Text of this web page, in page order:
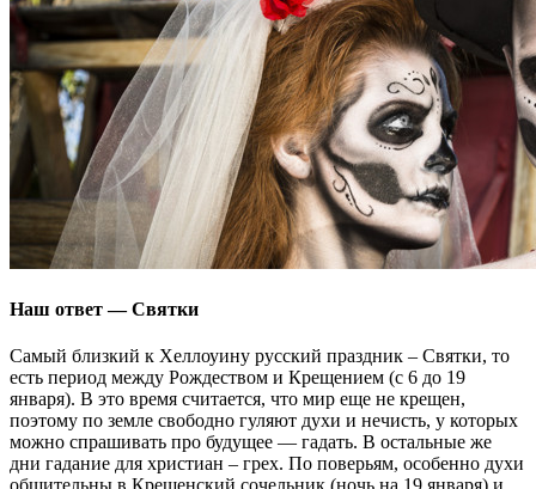
Наш ответ — Святки
Самый близкий к Хеллоуину русский праздник – Святки, то
есть период между Рождеством и Крещением (с 6 до 19
января). В это время считается, что мир еще не крещен,
поэтому по земле свободно гуляют духи и нечисть, у которых
можно спрашивать про будущее — гадать. В остальные же
дни гадание для христиан – грех. По поверьям, особенно духи